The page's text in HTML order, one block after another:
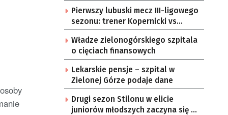
Gorzowa
Pierwszy lubuski mecz III-ligowego
sezonu: trener Kopernicki vs
starzy znajomi
Władze zielonogórskiego szpitala
o cięciach finansowych
Lekarskie pensje – szpital w
Zielonej Górze podaje dane
Drugi sezon Stilonu w elicie
juniorów młodszych zaczyna się w